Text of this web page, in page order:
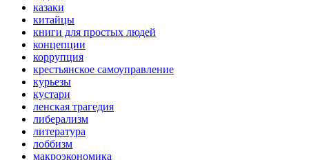
казаки
китайцы
книги для простых людей
концепции
коррупция
крестьянское самоуправление
курьезы
кустари
ленская трагедия
либерализм
литература
лоббизм
макроэкономика